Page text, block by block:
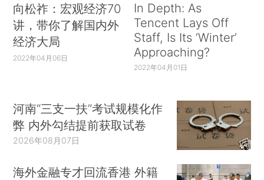
向松祚：宏观经济70
讲，带你了解国内外
经济大局
2022年04月06日
In Depth: As
Tencent Lays Off
Staff, Is Its ‘Winter’
Approaching?
2022年04月01日
河南“三支一扶”考试规模化作
弊 内外勾结提前获取试卷
2026年08月07日
海外金融专才回流香港 外籍